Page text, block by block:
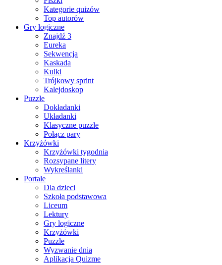
Kategorie quizów
Top autorów
Gry logiczne
Znajdź 3
Eureka
Sekwencja
Kaskada
Kulki
Trójkowy sprint
Kalejdoskop
Puzzle
Dokładanki
Układanki
Klasyczne puzzle
Połącz pary
Krzyżówki
Krzyżówki tygodnia
Rozsypane litery
Wykreślanki
Portale
Dla dzieci
Szkoła podstawowa
Liceum
Lektury
Gry logiczne
Krzyżówki
Puzzle
Wyzwanie dnia
Aplikacja Quizme